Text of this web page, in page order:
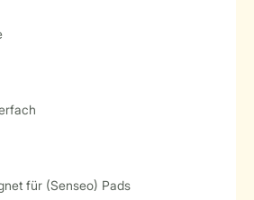
für (Senseo) Pads